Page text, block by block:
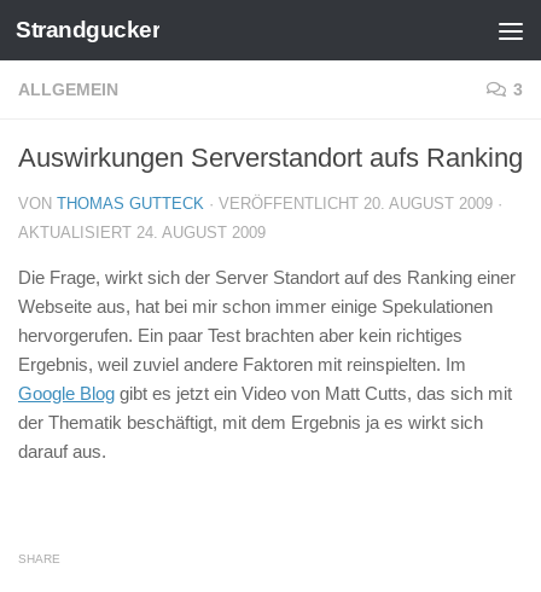
Zum Inhalt springen
Strandgucker
ALLGEMEIN 3
Auswirkungen Serverstandort aufs Ranking
VON THOMAS GUTTECK · VERÖFFENTLICHT 20. AUGUST 2009 ·
AKTUALISIERT 24. AUGUST 2009
Die Frage, wirkt sich der Server Standort auf des Ranking einer
Webseite aus, hat bei mir schon immer einige Spekulationen
hervorgerufen. Ein paar Test brachten aber kein richtiges
Ergebnis, weil zuviel andere Faktoren mit reinspielten. Im
Google Blog gibt es jetzt ein Video von Matt Cutts, das sich mit
der Thematik beschäftigt, mit dem Ergebnis ja es wirkt sich
darauf aus.
SHARE